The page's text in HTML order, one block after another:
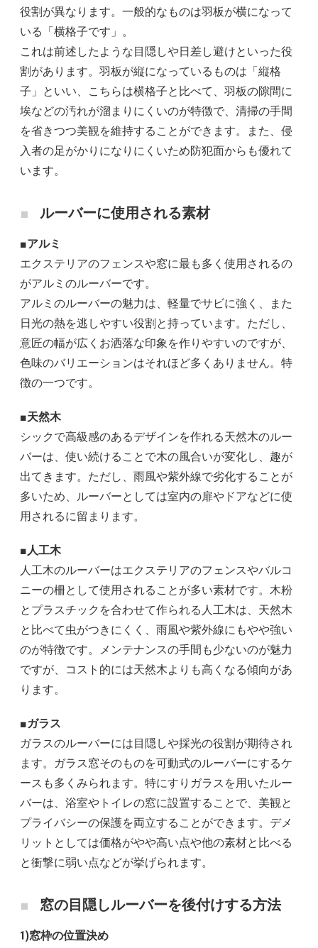
役割が異なります。一般的なものは羽板が横になって
いる「横格子です」。
これは前述したような目隠しや日差し避けといった役
割があります。羽板が縦になっているものは「縦格
子」といい、こちらは横格子と比べて、羽板の隙間に
埃などの汚れが溜まりにくいのが特徴で、清掃の手間
を省きつつ美観を維持することができます。また、侵
入者の足がかりになりにくいため防犯面からも優れて
います。
ルーバーに使用される素材
■アルミ
エクステリアのフェンスや窓に最も多く使用されるの
がアルミのルーバーです。
アルミのルーバーの魅力は、軽量でサビに強く、また
日光の熱を逃しやすい役割と持っています。ただし、
意匠の幅が広くお洒落な印象を作りやすいのですが、
色味のバリエーションはそれほど多くありません。特
徴の一つです。
■天然木
シックで高級感のあるデザインを作れる天然木のルー
バーは、使い続けることで木の風合いが変化し、趣が
出てきます。ただし、雨風や紫外線で劣化することが
多いため、ルーバーとしては室内の扉やドアなどに使
用されるに留まります。
■人工木
人工木のルーバーはエクステリアのフェンスやバルコ
ニーの柵として使用されることが多い素材です。木粉
とプラスチックを合わせて作られる人工木は、天然木
と比べて虫がつきにくく、雨風や紫外線にもやや強い
のが特徴です。メンテナンスの手間も少ないのが魅力
ですが、コスト的には天然木よりも高くなる傾向があ
ります。
■ガラス
ガラスのルーバーには目隠しや採光の役割が期待され
ます。ガラス窓そのものを可動式のルーバーにするケ
ースも多くみられます。特にすりガラスを用いたルー
バーは、浴室やトイレの窓に設置することで、美観と
プライバシーの保護を両立することができます。デメ
リットとしては価格がやや高い点や他の素材と比べる
と衝撃に弱い点などが挙げられます。
窓の目隠しルーバーを後付けする方法
1)窓枠の位置決め